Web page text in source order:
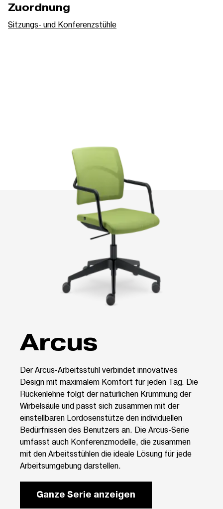
Zuordnung
Sitzungs- und Konferenzstühle
Arcus
Der Arcus-Arbeitsstuhl verbindet innovatives
Design mit maximalem Komfort für jeden Tag. Die
Rückenlehne folgt der natürlichen Krümmung der
Wirbelsäule und passt sich zusammen mit der
einstellbaren Lordosenstütze den individuellen
Bedürfnissen des Benutzers an. Die Arcus-Serie
umfasst auch Konferenzmodelle, die zusammen
mit den Arbeitsstühlen die ideale Lösung für jede
Arbeitsumgebung darstellen.
Ganze Serie anzeigen